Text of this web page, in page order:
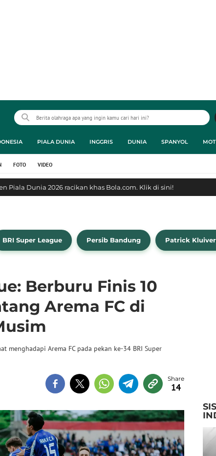
PIALA DUNIA INGGRIS DUNIA SPANYOL
FOTO VIDEO
Piala Dunia 2026 racikan khas Bola.com. Klik di sini!
BRI Super League Persib Bandung Patrick
Berburu Finis 10
Arema FC di
menghadapi Arema FC pada pekan ke-34 BRI Super
14